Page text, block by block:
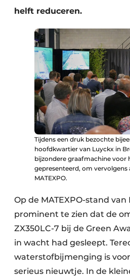
Kopen/Huren/Leasen
Sloop & Recycling
Bouwtransport
Machines & Materieel
helft reduceren.
Tijdens een druk bezochte
hoofdkwartier van Luyckx in
bijzondere graafmachine voor
gepresenteerd, om vervolgens
MATEXPO.
Op de MATEXPO-stand van
prominent te zien dat de
ZX350LC-7 bij de Green
in wacht had gesleept.
waterstofbijmenging is
serieus nieuwtje. In de